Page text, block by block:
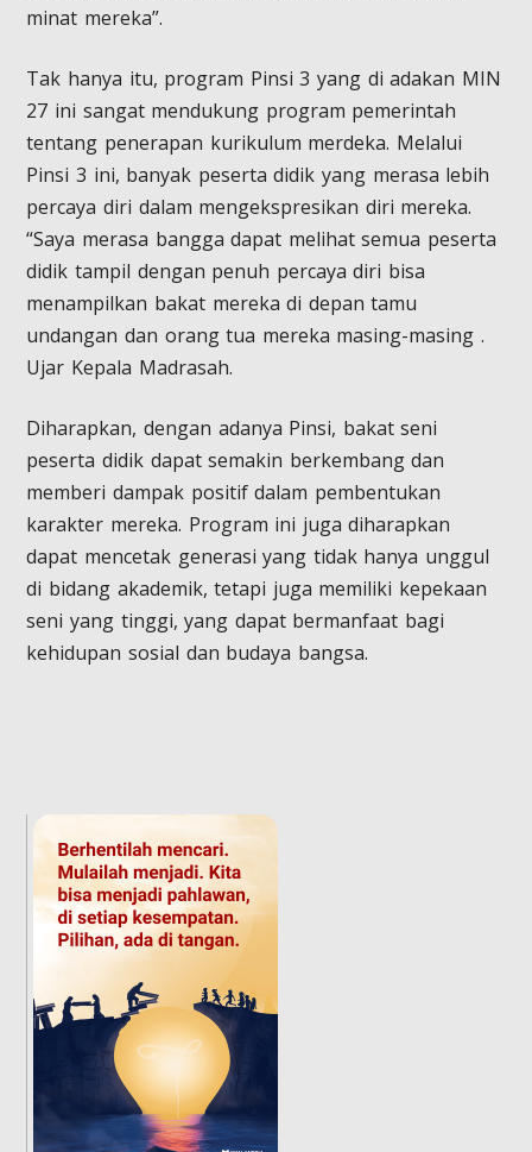
minat mereka”.
Tak hanya itu, program Pinsi 3 yang di adakan MIN
27 ini sangat mendukung program pemerintah
tentang penerapan kurikulum merdeka. Melalui
Pinsi 3 ini, banyak peserta didik yang merasa lebih
percaya diri dalam mengekspresikan diri mereka.
“Saya merasa bangga dapat melihat semua peserta
didik tampil dengan penuh percaya diri bisa
menampilkan bakat mereka di depan tamu
undangan dan orang tua mereka masing-masing .
Ujar Kepala Madrasah.
Diharapkan, dengan adanya Pinsi, bakat seni
peserta didik dapat semakin berkembang dan
memberi dampak positif dalam pembentukan
karakter mereka. Program ini juga diharapkan
dapat mencetak generasi yang tidak hanya unggul
di bidang akademik, tetapi juga memiliki kepekaan
seni yang tinggi, yang dapat bermanfaat bagi
kehidupan sosial dan budaya bangsa.